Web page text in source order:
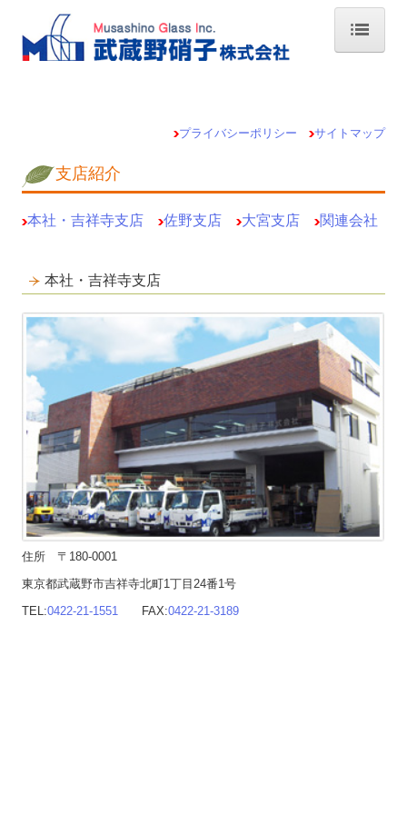
支店紹介
MGI PHOTO
サイトマップ
プライバシーポリシー サイトマップ
支店紹介
本社・吉祥寺支店 佐野支店 大宮支店 関連会社
本社・吉祥寺支店
住所 〒180-0001
東京都武蔵野市吉祥寺北町1丁目24番1号
TEL:0422-21-1551 FAX:0422-21-3189